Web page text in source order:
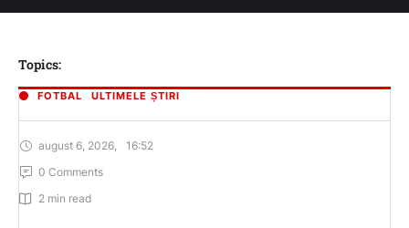
Topics:
FOTBAL ULTIMELE ȘTIRI
august 6, 2026
16:52
0 Comments
2 min read